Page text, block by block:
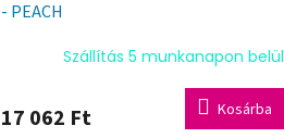
- PEACH
Szállítás 5 munkanapon belül
17 062 Ft Kosárba